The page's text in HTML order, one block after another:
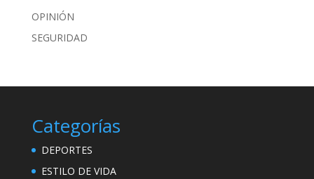
OPINIÓN
SEGURIDAD
Categorías
DEPORTES
ESTILO DE VIDA